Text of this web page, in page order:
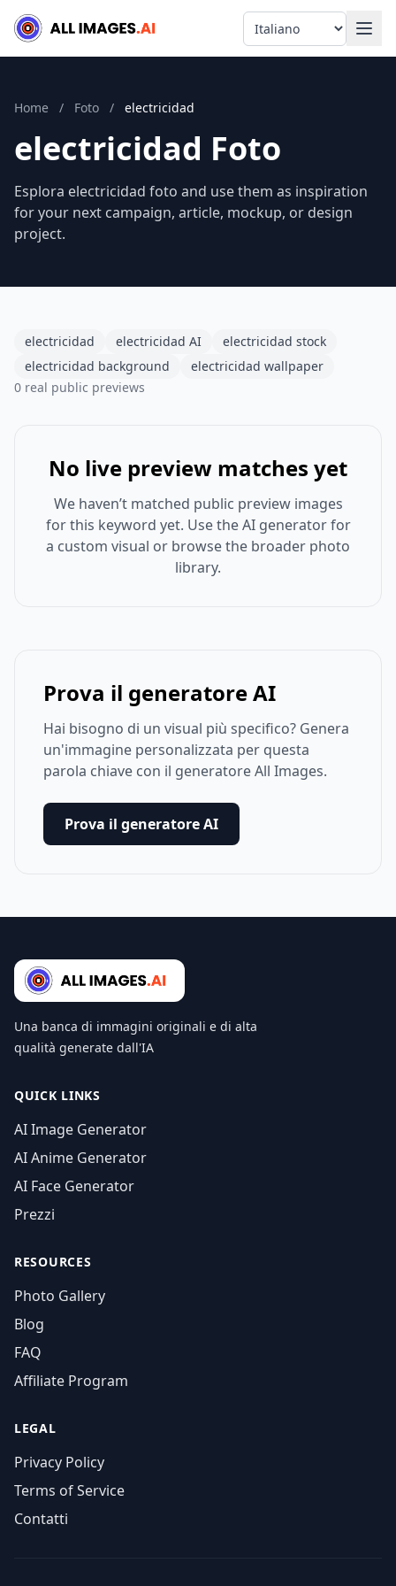
Language
Home / Foto / electricidad
electricidad Foto
Esplora electricidad foto and use them as inspiration
for your next campaign, article, mockup, or design
project.
electricidad electricidad AI
electricidad stock
electricidad background
electricidad wallpaper
0 real public previews
No live preview matches yet
We haven’t matched public preview images
for this keyword yet. Use the AI generator for
a custom visual or browse the broader photo
library.
Prova il generatore AI
Hai bisogno di un visual più specifico? Genera
un'immagine personalizzata per questa
parola chiave con il generatore All Images.
Prova il generatore AI
Una banca di immagini originali e di alta
qualità generate dall'IA
QUICK LINKS
AI Image Generator
AI Anime Generator
AI Face Generator
Prezzi
RESOURCES
Photo Gallery
Blog
FAQ
Affiliate Program
LEGAL
Privacy Policy
Terms of Service
Contatti